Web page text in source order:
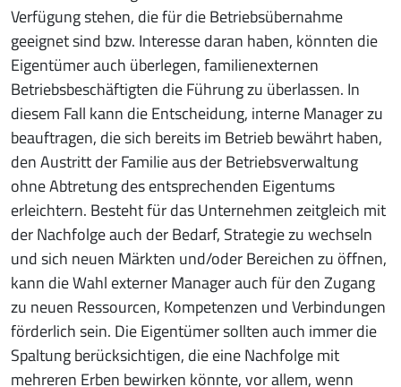
Verfügung stehen, die für die Betriebsübernahme
geeignet sind bzw. Interesse daran haben, könnten die
Eigentümer auch überlegen, familienexternen
Betriebsbeschäftigten die Führung zu überlassen. In
diesem Fall kann die Entscheidung, interne Manager zu
beauftragen, die sich bereits im Betrieb bewährt haben,
den Austritt der Familie aus der Betriebsverwaltung
ohne Abtretung des entsprechenden Eigentums
erleichtern. Besteht für das Unternehmen zeitgleich mit
der Nachfolge auch der Bedarf, Strategie zu wechseln
und sich neuen Märkten und/oder Bereichen zu öffnen,
kann die Wahl externer Manager auch für den Zugang
zu neuen Ressourcen, Kompetenzen und Verbindungen
förderlich sein. Die Eigentümer sollten auch immer die
Spaltung berücksichtigen, die eine Nachfolge mit
mehreren Erben bewirken könnte, vor allem, wenn